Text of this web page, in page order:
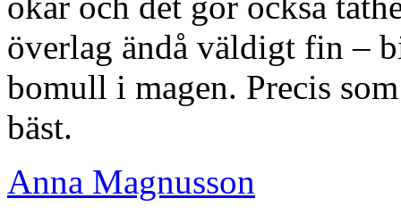
överlag ändå väldigt fin –
bomull i magen. Precis
bäst.
Anna Magnusson